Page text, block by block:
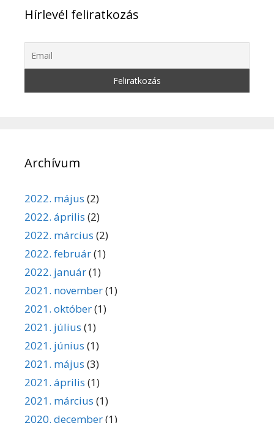
Hírlevél feliratkozás
Archívum
2022. május (2)
2022. április (2)
2022. március (2)
2022. február(1)
2022. január(1)
2021. november(1)
2021. október(1)
2021. július (1)
2021. június (1)
2021. május (3)
2021. április (1)
2021. március (1)
2020. december(1)